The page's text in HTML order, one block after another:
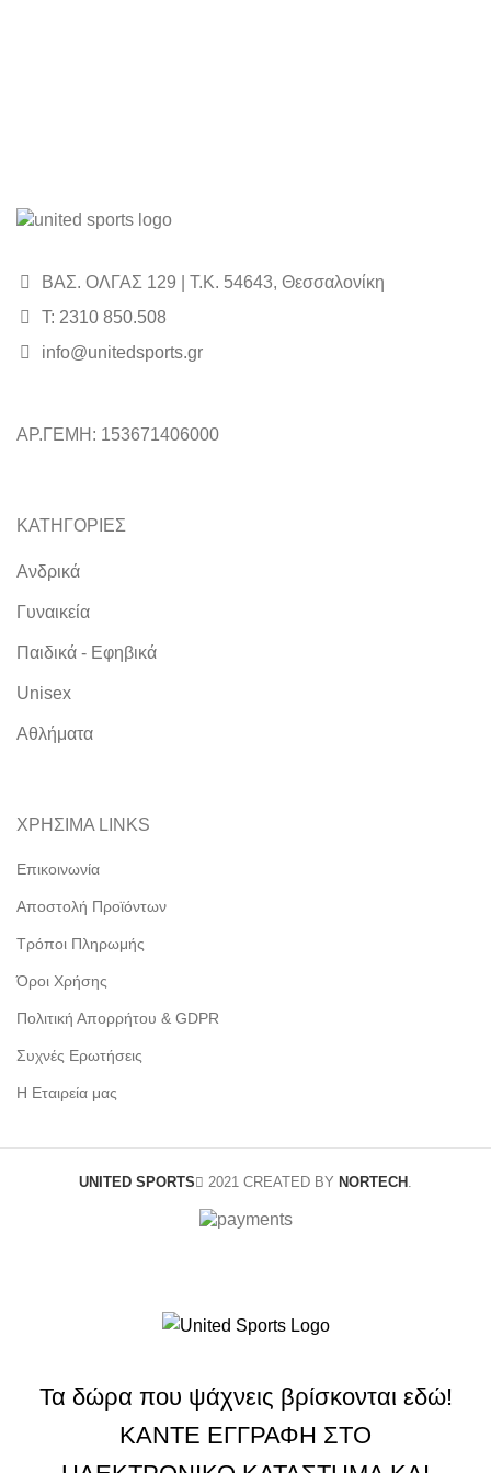
ΒΑΣ. ΟΛΓΑΣ 129 | Τ.Κ. 54643, Θεσσαλονίκη
Τ: 2310 850.508
info@unitedsports.gr
ΑΡ.ΓΕΜΗ: 153671406000
ΚΑΤΗΓΟΡΙΕΣ
Ανδρικά
Γυναικεία
Παιδικά - Εφηβικά
Unisex
Αθλήματα
ΧΡΗΣΙΜΑ LINKS
Επικοινωνία
Αποστολή Προϊόντων
Τρόποι Πληρωμής
Όροι Χρήσης
Πολιτική Απορρήτου & GDPR
Συχνές Ερωτήσεις
Η Εταιρεία μας
UNITED SPORTS 2021 CREATED BY NORTECH .
Τα δώρα που ψάχνεις βρίσκονται εδώ!
ΚΑΝΤΕ ΕΓΓΡΑΦΗ ΣΤΟ